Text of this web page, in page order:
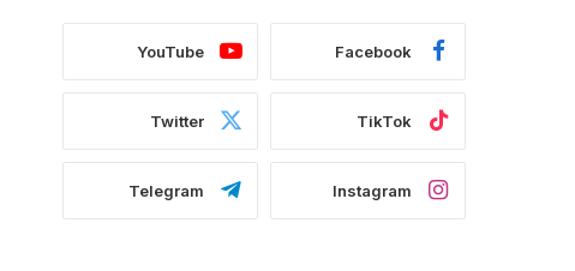
Facebook
YouTube
TikTok
Twitter
Instagram
Telegram